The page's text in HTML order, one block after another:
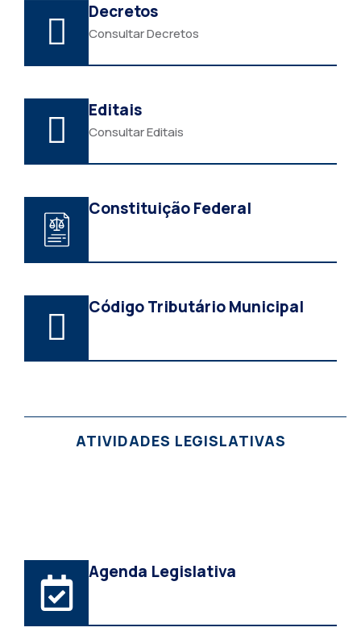
Decretos
Consultar Decretos
Editais
Consultar Editais
Constituição Federal
Código Tributário Municipal
ATIVIDADES LEGISLATIVAS
Agenda Legislativa